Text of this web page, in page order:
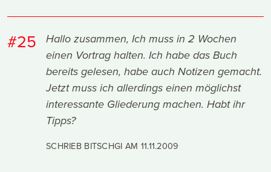
#25
Hallo zusammen, Ich muss in 2 Wochen
einen Vortrag halten. Ich habe das Buch
bereits gelesen, habe auch Notizen gemacht.
Jetzt muss ich allerdings einen möglichst
interessante Gliederung machen. Habt ihr
Tipps?
SCHRIEB BITSCHGI AM 11.11.2009